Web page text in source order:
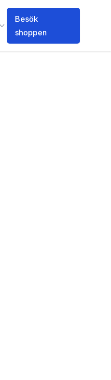
Besök
shoppen